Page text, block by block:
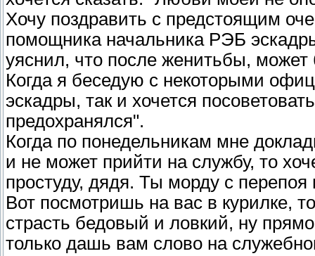
Хочу поздравить с предстоящим
помощника начальника РЭБ
уяснил, что после женитьбы,
Когда я беседую с некоторыми
эскадры, так и хочется
предохранялся".
Когда по понедельникам мне
и не может прийти на службу, то
простуду, дядя. Ты морду с перепоя
Вот посмотришь на вас в курилке,
страсть бедовый и ловкий, ну
только дашь вам слово на